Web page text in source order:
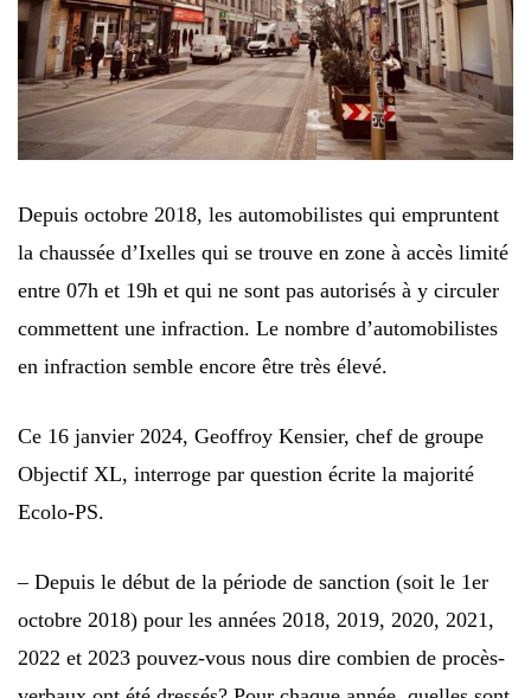
Depuis octobre 2018, les automobilistes qui empruntent
la chaussée d’Ixelles qui se trouve en zone à accès limité
entre 07h et 19h et qui ne sont pas autorisés à y circuler
commettent une infraction. Le nombre d’automobilistes
en infraction semble encore être très élevé.
Ce 16 janvier 2024, Geoffroy Kensier, chef de groupe
Objectif XL, interroge par question écrite la majorité
Ecolo-PS.
– Depuis le début de la période de sanction (soit le 1er
octobre 2018) pour les années 2018, 2019, 2020, 2021,
2022 et 2023 pouvez-vous nous dire combien de procès-